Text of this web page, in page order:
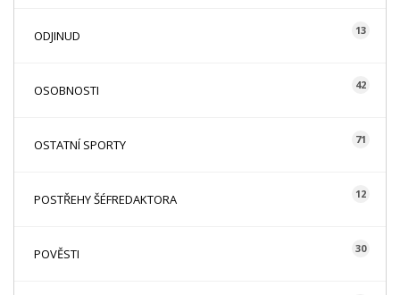
ODJINUD 13
OSOBNOSTI 42
OSTATNÍ SPORTY 71
POSTŘEHY ŠÉFREDAKTORA 12
POVĚSTI 30